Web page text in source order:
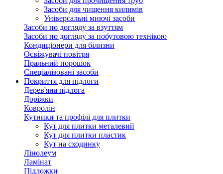
Засоби для чищення килимів
Універсальні миючі засоби
Засоби по догляду за взуттям
Засоби по догляду за побутовою технікою
Кондиціонери для білизни
Освіжувачі повітря
Пральний порошок
Спеціалізовані засоби
Покриття для підлоги
Дерев'яна підлога
Доріжки
Ковролін
Кутники та профілі для плитки
Кут для плитки металевий
Кут для плитки пластик
Кут на сходинку
Лінолеум
Ламінат
Підложки